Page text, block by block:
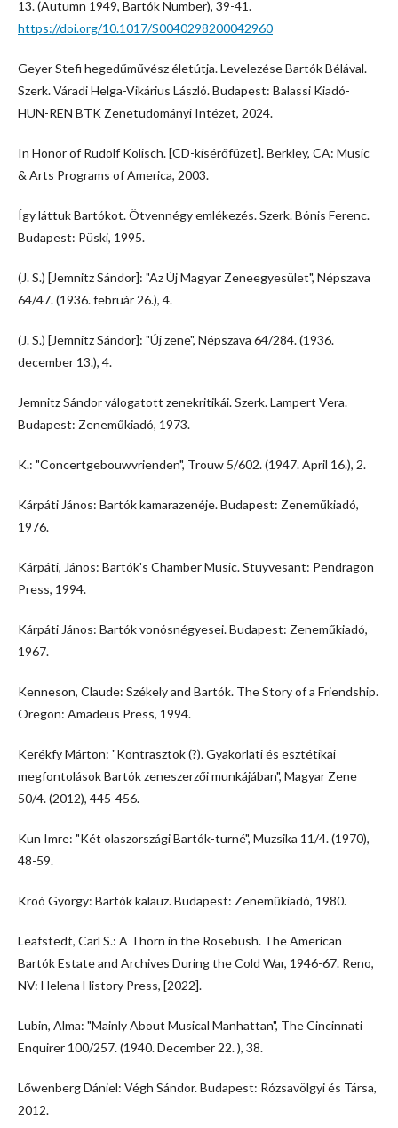
13. (Autumn 1949, Bartók Number), 39-41.
https://doi.org/10.1017/S0040298200042960
Geyer Stefi hegedűművész életútja. Levelezése Bartók Bélával.
Szerk. Váradi Helga-Vikárius László. Budapest: Balassi Kiadó-
HUN-REN BTK Zenetudományi Intézet, 2024.
In Honor of Rudolf Kolisch. [CD-kísérőfüzet]. Berkley, CA: Music
& Arts Programs of America, 2003.
Így láttuk Bartókot. Ötvennégy emlékezés. Szerk. Bónis Ferenc.
Budapest: Püski, 1995.
(J. S.) [Jemnitz Sándor]: "Az Új Magyar Zeneegyesület", Népszava
64/47. (1936. február 26.), 4.
(J. S.) [Jemnitz Sándor]: "Új zene", Népszava 64/284. (1936.
december 13.), 4.
Jemnitz Sándor válogatott zenekritikái. Szerk. Lampert Vera.
Budapest: Zeneműkiadó, 1973.
K.: "Concertgebouwvrienden", Trouw 5/602. (1947. April 16.), 2.
Kárpáti János: Bartók kamarazenéje. Budapest: Zeneműkiadó,
1976.
Kárpáti, János: Bartók's Chamber Music. Stuyvesant: Pendragon
Press, 1994.
Kárpáti János: Bartók vonósnégyesei. Budapest: Zeneműkiadó,
1967.
Kenneson, Claude: Székely and Bartók. The Story of a Friendship.
Oregon: Amadeus Press, 1994.
Kerékfy Márton: "Kontrasztok (?). Gyakorlati és esztétikai
megfontolások Bartók zeneszerzői munkájában", Magyar Zene
50/4. (2012), 445-456.
Kun Imre: "Két olaszországi Bartók-turné", Muzsika 11/4. (1970),
48-59.
Kroó György: Bartók kalauz. Budapest: Zeneműkiadó, 1980.
Leafstedt, Carl S.: A Thorn in the Rosebush. The American
Bartók Estate and Archives During the Cold War, 1946-67. Reno,
NV: Helena History Press, [2022].
Lubin, Alma: "Mainly About Musical Manhattan", The Cincinnati
Enquirer 100/257. (1940. December 22. ), 38.
Lőwenberg Dániel: Végh Sándor. Budapest: Rózsavölgyi és Társa,
2012.